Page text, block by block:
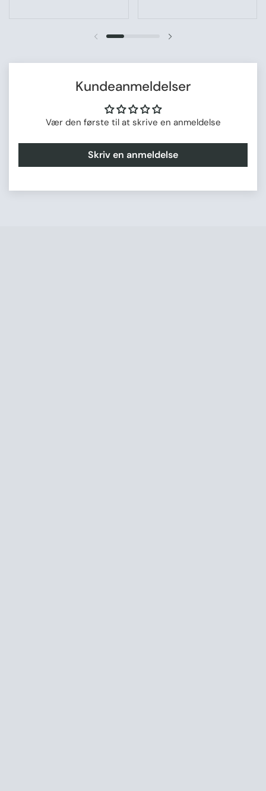
Forrige slide
Kundeanmeldelser
Vær den første til at skrive en anmeldelse
Skriv en anmeldelse